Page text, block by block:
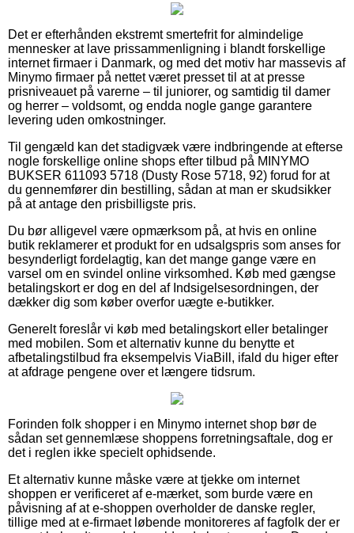
Det er efterhånden ekstremt smertefrit for almindelige
mennesker at lave prissammenligning i blandt forskellige
internet firmaer i Danmark, og med det motiv har massevis af
Minymo firmaer på nettet været presset til at at presse
prisniveauet på varerne – til juniorer, og samtidig til damer
og herrer – voldsomt, og endda nogle gange garantere
levering uden omkostninger.
Til gengæld kan det stadigvæk være indbringende at efterse
nogle forskellige online shops efter tilbud på MINYMO
BUKSER 611093 5718 (Dusty Rose 5718, 92) forud for at
du gennemfører din bestilling, sådan at man er skudsikker
på at antage den prisbilligste pris.
Du bør alligevel være opmærksom på, at hvis en online
butik reklamerer et produkt for en udsalgspris som anses for
besynderligt fordelagtig, kan det mange gange være en
varsel om en svindel online virksomhed. Køb med gængse
betalingskort er dog en del af Indsigelsesordningen, der
dækker dig som køber overfor uægte e-butikker.
Generelt foreslår vi køb med betalingskort eller betalinger
med mobilen. Som et alternativ kunne du benytte et
afbetalingstilbud fra eksempelvis ViaBill, ifald du higer efter
at afdrage pengene over et længere tidsrum.
Forinden folk shopper i en Minymo internet shop bør de
sådan set gennemlæse shoppens forretningsaftale, dog er
det i reglen ikke specielt ophidsende.
Et alternativ kunne måske være at tjekke om internet
shoppen er verificeret af e-mærket, som burde være en
påvisning af at e-shoppen overholder de danske regler,
tillige med at e-firmaet løbende monitoreres af fagfolk der er